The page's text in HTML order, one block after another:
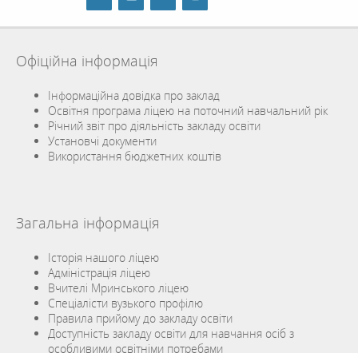
Офіційна інформація
Інформаційна довідка про заклад
Освітня програма ліцею на поточний навчальний рік
Річний звіт про діяльність закладу освіти
Установчі документи
Використання бюджетних коштів
Загальна інформація
Історія нашого ліцею
Адміністрація ліцею
Вчителі Мринського ліцею
Спеціалісти вузького профілю
Правила прийому до закладу освіти
Доступність закладу освіти для навчання осіб з
особливими освітніми потребами